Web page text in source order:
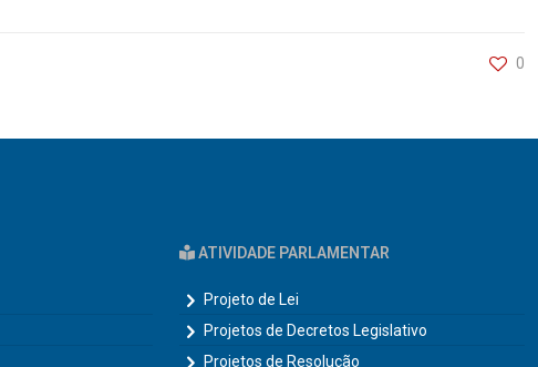
0
ATIVIDADE PARLAMENTAR
Projeto de Lei
Projetos de Decretos Legislativo
Projetos de Resolução